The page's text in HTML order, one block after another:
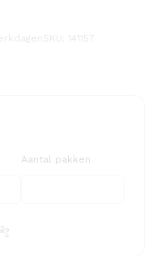
Aantal pakken
2?